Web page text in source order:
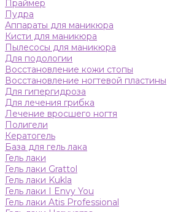
Праймер
Пудра
Аппараты для маникюра
Кисти для маникюра
Пылесосы для маникюра
Для подологии
Восстановление кожи стопы
Восстановление ногтевой пластины
Для гипергидроза
Для лечения грибка
Лечение вросшего ногтя
Полигели
Кератогель
База для гель лака
Гель лаки
Гель лаки Grattol
Гель лаки Kukla
Гель лаки I Envy You
Гель лаки Atis Professional